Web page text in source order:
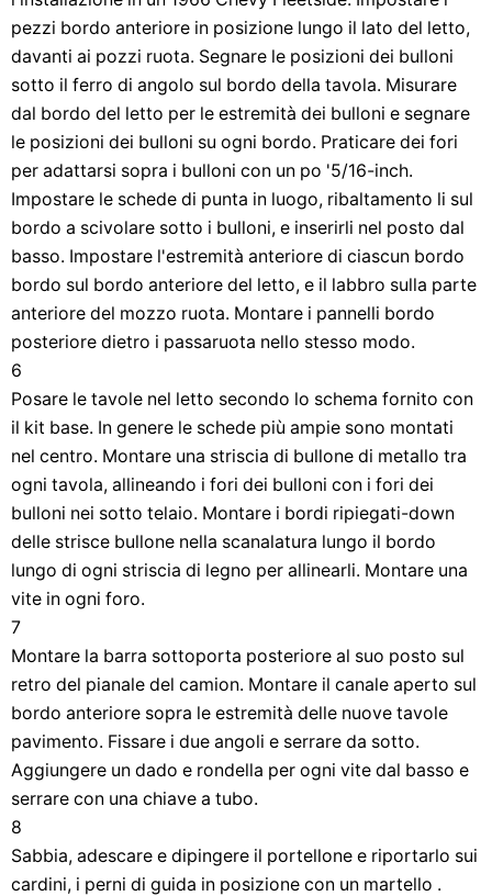
pezzi bordo anteriore in posizione lungo il lato del letto,
davanti ai pozzi ruota. Segnare le posizioni dei bulloni
sotto il ferro di angolo sul bordo della tavola. Misurare
dal bordo del letto per le estremità dei bulloni e segnare
le posizioni dei bulloni su ogni bordo. Praticare dei fori
per adattarsi sopra i bulloni con un po '5/16-inch.
Impostare le schede di punta in luogo, ribaltamento li sul
bordo a scivolare sotto i bulloni, e inserirli nel posto dal
basso. Impostare l'estremità anteriore di ciascun bordo
bordo sul bordo anteriore del letto, e il labbro sulla parte
anteriore del mozzo ruota. Montare i pannelli bordo
posteriore dietro i passaruota nello stesso modo.
6
Posare le tavole nel letto secondo lo schema fornito con
il kit base. In genere le schede più ampie sono montati
nel centro. Montare una striscia di bullone di metallo tra
ogni tavola, allineando i fori dei bulloni con i fori dei
bulloni nei sotto telaio. Montare i bordi ripiegati-down
delle strisce bullone nella scanalatura lungo il bordo
lungo di ogni striscia di legno per allinearli. Montare una
vite in ogni foro.
7
Montare la barra sottoporta posteriore al suo posto sul
retro del pianale del camion. Montare il canale aperto sul
bordo anteriore sopra le estremità delle nuove tavole
pavimento. Fissare i due angoli e serrare da sotto.
Aggiungere un dado e rondella per ogni vite dal basso e
serrare con una chiave a tubo.
8
Sabbia, adescare e dipingere il portellone e riportarlo sui
cardini, i perni di guida in posizione con un martello .